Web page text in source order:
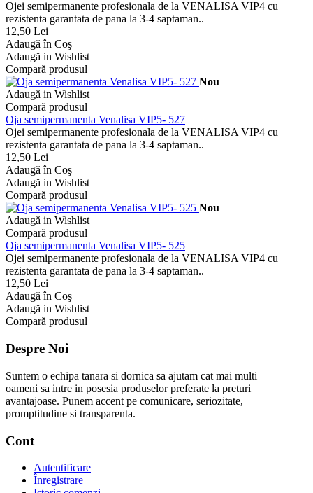
Ojei semipermanente profesionala de la VENALISA VIP4 cu
rezistenta garantata de pana la 3-4 saptaman..
12,50 Lei
Adaugă în Coş
Adaugă in Wishlist
Compară produsul
Nou
Adaugă in Wishlist
Compară produsul
Oja semipermanenta Venalisa VIP5- 527
Ojei semipermanente profesionala de la VENALISA VIP4 cu
rezistenta garantata de pana la 3-4 saptaman..
12,50 Lei
Adaugă în Coş
Adaugă in Wishlist
Compară produsul
Nou
Adaugă in Wishlist
Compară produsul
Oja semipermanenta Venalisa VIP5- 525
Ojei semipermanente profesionala de la VENALISA VIP4 cu
rezistenta garantata de pana la 3-4 saptaman..
12,50 Lei
Adaugă în Coş
Adaugă in Wishlist
Compară produsul
Despre Noi
Suntem o echipa tanara si dornica sa ajutam cat mai multi
oameni sa intre in posesia produselor preferate la preturi
avantajoase. Punem accent pe comunicare, seriozitate,
promptitudine si transparenta.
Cont
Autentificare
Înregistrare